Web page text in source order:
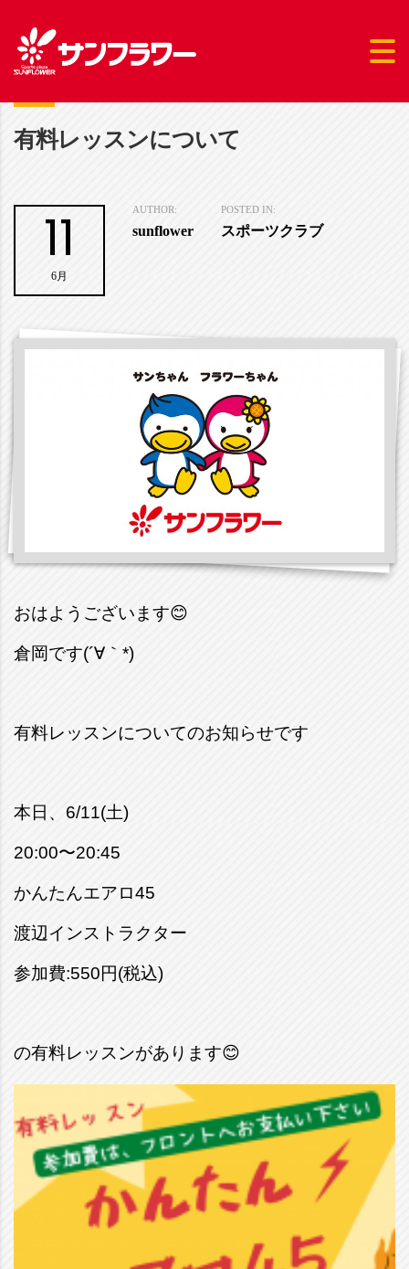
有料レッスンについて
11
6月
AUTHOR:
sunflower
POSTED IN:
スポーツクラブ
おはようございます😊
倉岡です(´∀｀*)
有料レッスンについてのお知らせです
本日、6/11(土)
20:00〜20:45
かんたんエアロ45
渡辺インストラクター
参加費:550円(税込)
の有料レッスンがあります😊